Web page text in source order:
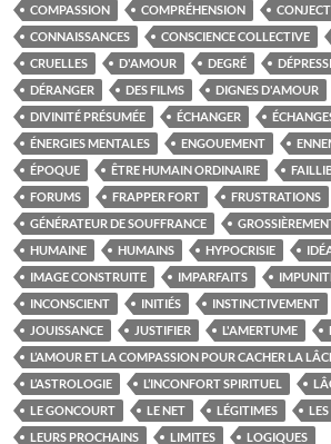
COMPASSION
COMPRÉHENSION
CONNAISSANCES
CONSCIENCE COLLECTIVE
CRUELLES
D'AMOUR DEGRÉ
DÉRANGER
DES FILMS DIGNES D'AMOUR
DIVINITÉ PRÉSUMÉE
ÉCHANGER
ÉNERGIES MENTALES
ENGOUEMENT
ÉPOQUE
ÊTRE HUMAIN ORDINAIRE
FORUMS
FRAPPER FORT
FRUSTRATIONS
GÉNÉRATEUR DE SOUFFRANCE
HUMAINE
HUMAINS HYPOCRISIE
IMAGE CONSTRUITE
IMPARFAITS
INCONSCIENT
INITIÉS INSTINCTIVEMENT
JOUISSANCE
JUSTIFIER L'AMERTUME
L’AMOUR ET LA COMPASSION POUR CACHER LA
L’ASTROLOGIE
L’INCONFORT SPIRITUEL
LE GONCOURT
LE NET LÉGITIMES
LEURS PROCHAINS
LIMITES LOGIQUES